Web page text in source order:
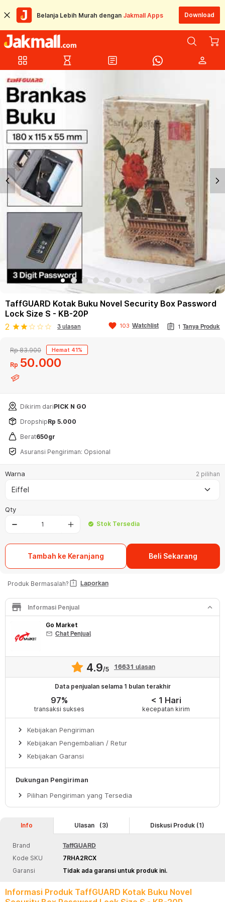
Belanja Lebih Murah dengan Jakmall Apps Download
grid_view hourglass_empty article person
TaffGUARD Kotak Buku Novel Security Box Password
Lock Size S - KB-20P
2 starstarstar_border star_border star_border 3 ulasan favorite 103 Watchlist assignment 1 Tanya Produk
Rp 83.900 Hemat 41%
Rp 50 000
Dikirim dariPICK N GO
DropshipRp 5.000
Berat650gr
Asuransi Pengiriman: Opsional
Warna 2 pilihan
Eiffel keyboard_arrow_down
Qty
check_circle Stok Tersedia
Tambah ke Keranjang Beli Sekarang
Produk Bermasalah? assignment_late Laporkan
store Informasi Penjual keyboard_arrow_down
Go Market
mail Chat Penjual
4.9/5 16631 ulasan
Data penjualan selama 1 bulan terakhir
97%
transaksi sukses
< 1 Hari
kecepatan kirim
keyboard_arrow_right Kebijakan Pengiriman
keyboard_arrow_right Kebijakan Pengembalian / Retur
keyboard_arrow_right Kebijakan Garansi
Dukungan Pengiriman
keyboard_arrow_right Pilihan Pengiriman yang Tersedia
Info Ulasan (3) Diskusi Produk (1)
Brand
TaffGUARD
Kode SKU
7RHA2RCX
Garansi
Tidak ada garansi untuk produk ini.
Informasi Produk TaffGUARD Kotak Buku Novel